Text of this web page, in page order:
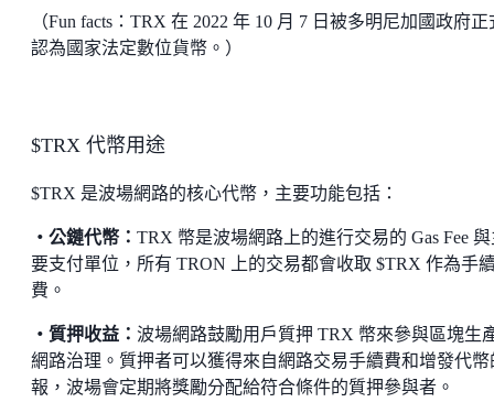
（Fun facts：TRX 在 2022 年 10 月 7 日被多明尼加國政府正
認為國家法定數位貨幣。）
$TRX 代幣用途
$TRX 是波場網路的核心代幣，主要功能包括：
・公鏈代幣： TRX 幣是波場網路上的進行交易的 Gas Fee
要支付單位，所有 TRON 上的交易都會收取 $TRX 作為手
費。
・質押收益： 波場網路鼓勵用戶質押 TRX 幣來參與區塊生
網路治理。質押者可以獲得來自網路交易手續費和增發代幣
報，波場會定期將獎勵分配給符合條件的質押參與者。